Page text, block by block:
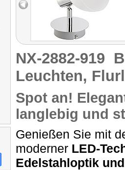
NX-2882-919
Leuchten,
Spot an!
langlebig und
Genießen Sie mit
moderner LED-
Edelstahloptik